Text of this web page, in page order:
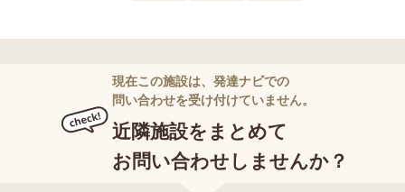
現在この施設は、発達ナビでの
問い合わせを受け付けていません。
近隣施設をまとめて
お問い合わせしませんか？